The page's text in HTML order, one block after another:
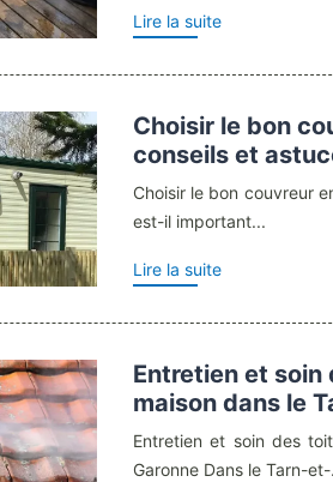
Lire la suite
Choisir le bon
conseils et
Choisir le bon couvreur
est-il important...
Lire la suite
Entretien et
maison dans le
Entretien et soin des
Garonne Dans le Tarn-et-